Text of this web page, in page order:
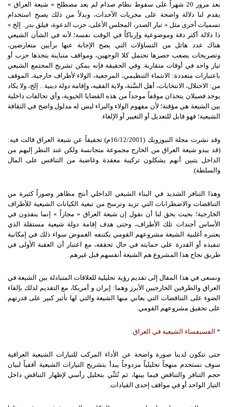
بعد مرور 20 شهراً على سقوط نظام صدام لم يعد مصطلح « شيعة العراق »
يقدم لنا دلالة واضحة على مجريات الأحداث، وبدلاً من ذلك يصبح استخدام
تسميات أخرى مثل « تيار الصدر، المجلس الأعلى، حزب الدعوة، فيلق بدر.. إلخ »
ذا دلالة أكثر دقة وموضوعية وإرباكاً في الوقت نفسه؛ لأنه في الشأن الشيعي
هناك عدد هائل من التساؤلات التي يصح الإجابة عنها برأيين متعارضين،
وتصريحات يصعب حصرها تحتمل كلا الوجهين، ومواقف متباينة يتخذها حزب أو
تيار واحد في أوقات متقاربة. وفي الحقيقة فإنه يمكن تشريح المجتمع الشيعي
باعتبارات متعددة: الانتماء التنظيمي، المرجعية، الولاء لأطراف خارجية، الموقف
من: الاحتلال، الانتخابات، أهل السَّنة، ولاية الفقيه، وإقامة دولة دينية .. إلخ، ولا يكاد
يوجد فصيلان يتخذان موقفاً موحداً من هذه القضايا الحيوية، وأي تحالفات داخلية
بين الشيعة هي مؤقتة؛ لأن مفهوم الولاء والبراء ليس له مدلول واضح في الثقافة
الشيعية؛ فهو قابل للتعديل أو التغيير أو الإلغاء.
وقد نشرت مجلة النيوزويك (16/12/2001م) تحقيقاً عن شيعة العراق قالت فيه:
(قد يبدو شيعة العراق من الخارج مجموعة متجانسة ولكن عند النظر إليهم من
الداخل يتبين أنهم يشكلون تركيبة معقدة وغاضبة من التنافس على المال
والسلطة).
وهذا التنافر الشديد في البناء الشيعي الداخلي أنتج مظاهر وصوراً كثيرة من
التناقضات والاضطرابات التي تزيد وترسخ من تبعية الكيانات الشيعية للأطراف
الخارجية؛ بحيث يحق لنا أن نقول إن شيعة العراق « مجازاً » إنما ينفذون في
الأساس أجندات تلك الأطراف، وحتى هدف إقامة دولة شيعية مستقلة الذي
يعتبره أغلبية الشيعة مشروعهم القومي يكتنفه الغموض سواء ذلك في إمكانية
تنفيذه أو القدرة على حمايته في حال تحققه، مع اعتبار أن العقبة الأولى في
طريق نجاح هذا المشروع هم الشيعة أنفسهم قبل غيرهم.
ونسعى في هذا المقال إلى تقديم رؤية تحليلية للعلاقات المتبادلة بين الشيعة في
العراق والطرفين الخارجيين الأبرز وهما: إيران و أمريكا، مع التقديم لذلك بإلقاء
الضوء على التناقضات التي يعاني منها الشيعة والتي لها تأثير كبير على قدرتهم
على تحقيق مشروعهم القومي.
* الفسيفساء الشيعية في العراق:
حتى تتكون لدينا صورة واضحة عن الأداء المركب للتيارات الشيعية العراقية
سوف نستخدم منهجاً تحليلياً مزدوجاً يبدأ بتشريح التيارات الشيعية أفقياً لبيان
حجم التنافر والتناقض فيما بينها، ثم نُثنِّي بتحليل رأسي لإظهار التناقض داخل
التيار الواحد أو في مواقف إحدى القيادات.